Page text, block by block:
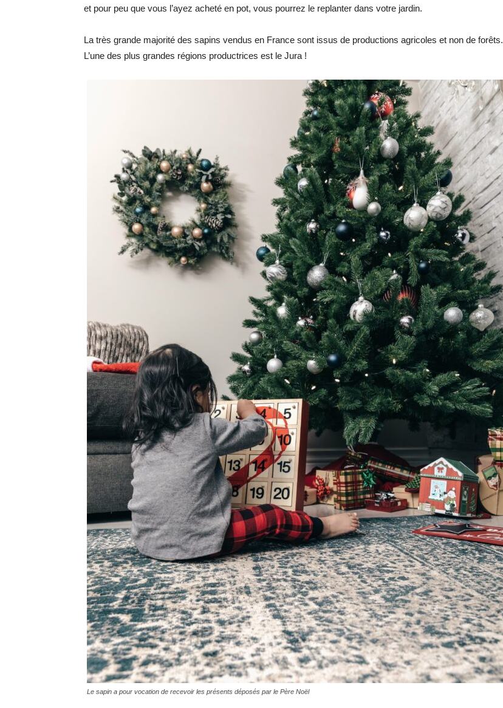
et pour peu que vous l’ayez acheté en pot, vous pourrez le replanter dans votre jardin.
La très grande majorité des sapins vendus en France sont issus de productions agricoles et non de forêts.
L’une des plus grandes régions productrices est le Jura !
Le sapin a pour vocation de recevoir les présents déposés par le Père Noël